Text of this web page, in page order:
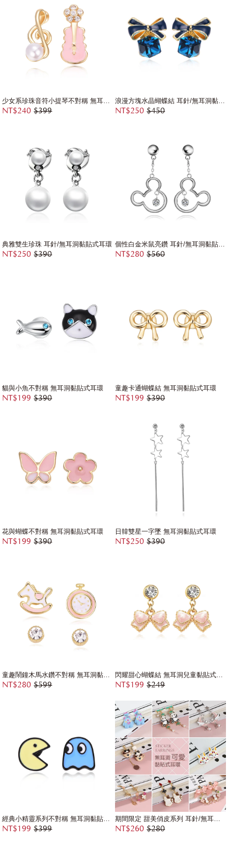
少女系珍珠音符小提琴不對稱 無耳洞黏貼式耳環
NT$240 $399
浪漫方塊水晶蝴蝶結 耳針/無耳洞黏貼式耳環
NT$250 $450
典雅雙生珍珠 耳針/無耳洞黏貼式耳環
NT$250 $390
個性白金米鼠亮鑽 耳針/無耳洞黏貼式耳環
NT$280 $560
貓與小魚不對稱 無耳洞黏貼式耳環
NT$199 $390
童趣卡通蝴蝶結 無耳洞黏貼式耳環
NT$199 $390
花與蝴蝶不對稱 無耳洞黏貼式耳環
NT$199 $390
日韓雙星一字墜 無耳洞黏貼式耳環
NT$250 $390
童趣鬧鐘木馬水鑽不對稱 無耳洞黏貼式耳環
NT$280 $599
閃耀甜心蝴蝶結 無耳洞兒童黏貼式耳環
NT$199 $249
NT$199 $399 NT$260 $280